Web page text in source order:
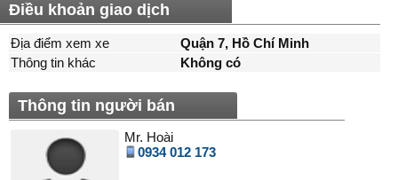
Điều khoản giao dịch
Địa điểm xem xe
Quận 7, Hồ Chí Minh
Thông tin khác
Không có
Thông tin người bán
Mr. Hoài
0934 012 173